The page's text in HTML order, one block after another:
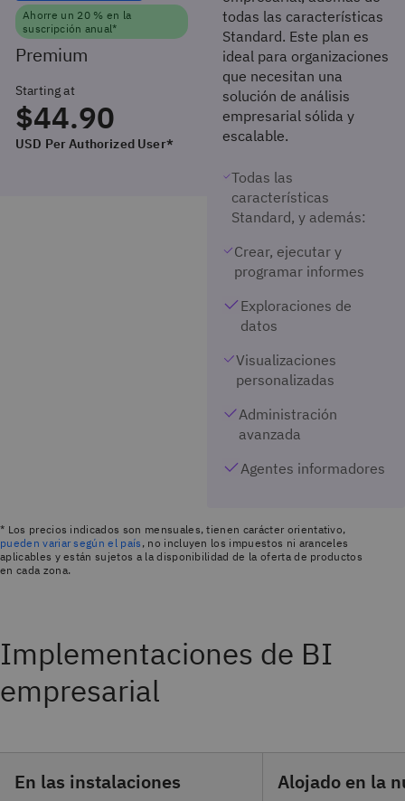
Ahorre un 20 % en la
suscripción anual*
Premium
Starting at
$44.90
USD Per Authorized User*
todas las características
Standard. Este plan es
ideal para organizaciones
que necesitan una
solución de análisis
empresarial sólida y
escalable.
Todas las
características
Standard, y además:
Crear, ejecutar y
programar informes
Exploraciones de
datos
Visualizaciones
personalizadas
Administración
avanzada
Agentes informadores
* Los precios indicados son mensuales, tienen carácter orientativo,
pueden variar según el país , no incluyen los impuestos ni aranceles
aplicables y están sujetos a la disponibilidad de la oferta de productos
en cada zona.
Implementaciones de BI
empresarial
En las instalaciones Alojado en la